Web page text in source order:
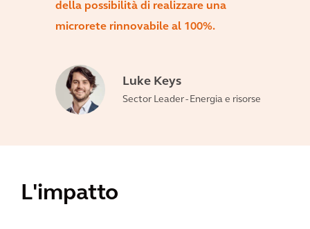
della possibilità di realizzare una
microrete rinnovabile al 100%.
Luke Keys
Sector Leader - Energia e risorse
L'impatto